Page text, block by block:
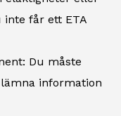
får ett ETA
Du måste
information